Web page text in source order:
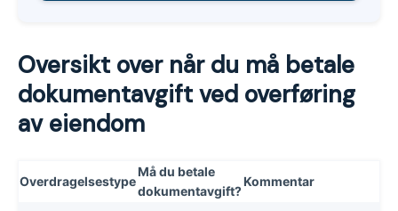
Oversikt over når du må betale
dokumentavgift ved overføring
av eiendom
Overdragelsestype
Må du betale
dokumentavgift?
Kommentar